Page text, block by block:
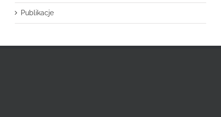
Publikacje